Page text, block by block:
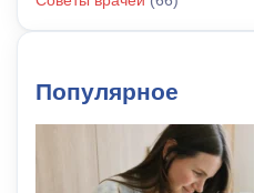
Популярное